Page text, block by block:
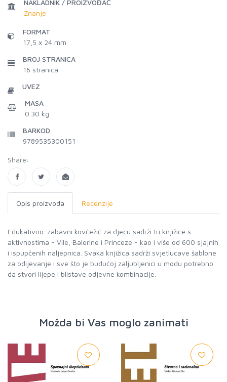
NAKLADNIK / PROIZVOĐAČ
Znanje
FORMAT
17,5 x 24 mm
BROJ STRANICA
16 stranica
UVEZ
MASA
0.30 kg
BARKOD
9789535300151
Share:
Opis proizvoda Recenzije
Edukativno-zabavni kovčežić za djecu sadrži tri knjižice s
aktivnostima - Vile, Balerine i Princeze - kao i više od 600 sjajnih
i ispupčenih naljepnica. Svaka knjižica sadrži svjetlucave šablone
za odijevanje i sve što je budućoj zaljubljenici u modu potrebno
da stvori lijepe i blistave odjevne kombinacije.
Možda bi Vas moglo zanimati